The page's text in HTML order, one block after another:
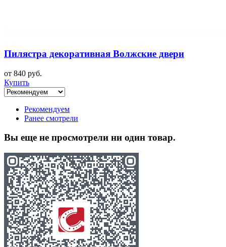
Пилястра декоративная Волжские двери
от 840 руб.
Купить
Рекомендуем
Ранее смотрели
Вы еще не просмотрели ни один товар.